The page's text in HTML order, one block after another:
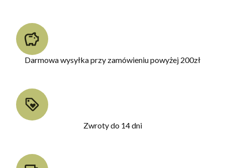
Darmowa wysyłka przy zamówieniu powyżej 200zł
Zwroty do 14 dni